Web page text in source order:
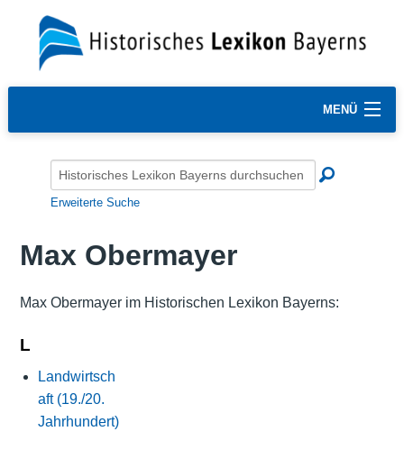
MENÜ
Erweiterte Suche
Max Obermayer
Max Obermayer im Historischen Lexikon Bayerns:
L
Landwirtsch
aft (19./20.
Jahrhundert)